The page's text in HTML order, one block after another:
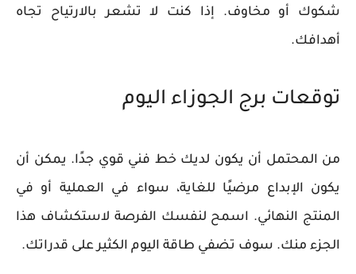
شكوك أو مخاوف. إذا كنت لا تشعر بالارتياح تجاه
أهدافك.
توقعات برج الجوزاء اليوم
من المحتمل أن يكون لديك خط فني قوي جدًا. يمكن أن
يكون الإبداع مرضيًا للغاية، سواء في العملية أو في
المنتج النهائي. اسمح لنفسك الفرصة لاستكشاف هذا
الجزء منك. سوف تضفي طاقة اليوم الكثير على قدراتك.